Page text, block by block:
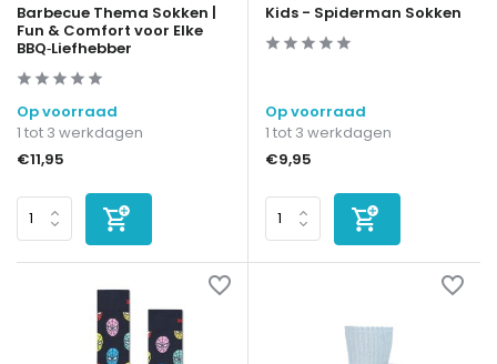
Barbecue Thema Sokken |
Fun & Comfort voor Elke
BBQ‑Liefhebber
Op voorraad
1 tot 3 werkdagen
€11,95
Kids - Spiderman Sokken
Op voorraad
1 tot 3 werkdagen
€9,95